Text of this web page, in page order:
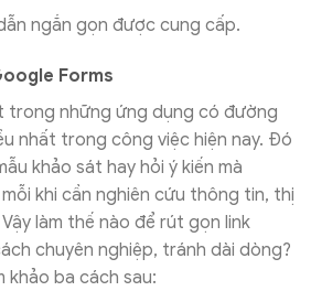
ngắn gọn được cung cấp.
Forms
trong những ứng dụng có đường
nhất trong công việc hiện nay. Đó
khảo sát hay hỏi ý kiến mà
khi cần nghiên cứu thông tin, thị
làm thế nào để rút gọn link
chuyên nghiệp, tránh dài dòng?
khảo ba cách sau: